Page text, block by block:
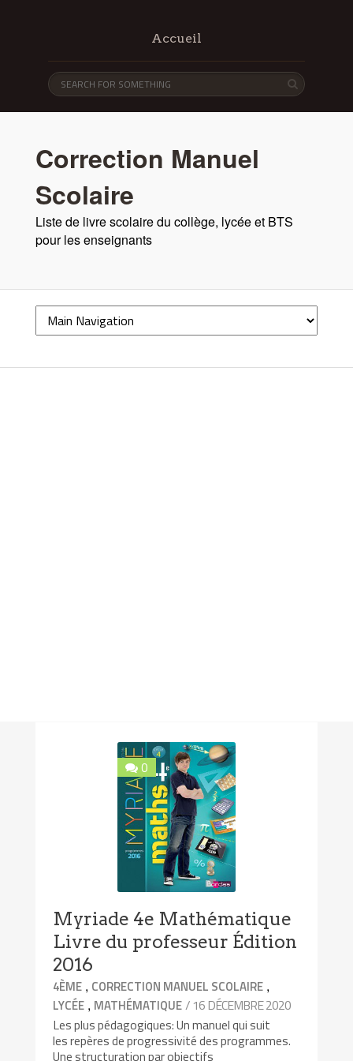
Accueil
Correction Manuel
Scolaire
Liste de livre scolaire du collège, lycée et BTS
pour les enseignants
0
Myriade 4e Mathématique
Livre du professeur Édition
2016
4ÈME , CORRECTION MANUEL SCOLAIRE ,
LYCÉE , MATHÉMATIQUE/ 16 DÉCEMBRE 2020
Les plus pédagogiques: Un manuel qui suit
les repères de progressivité des programmes.
Une structuration par objectifs